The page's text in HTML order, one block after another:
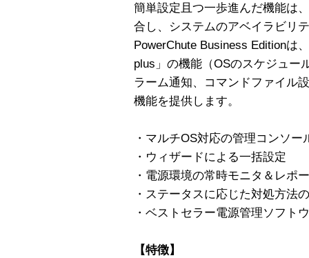
簡単設定且つ一歩進んだ機能は
合し、システムのアベイラビリ
PowerChute Business Editionは
plus」の機能（OSのスケジュー
ラーム通知、コマンドファイル
機能を提供します。
・マルチOS対応の管理コンソー
・ウィザードによる一括設定
・電源環境の常時モニタ＆レポ
・ステータスに応じた対処方法
・ベストセラー電源管理ソフト
【特徴】